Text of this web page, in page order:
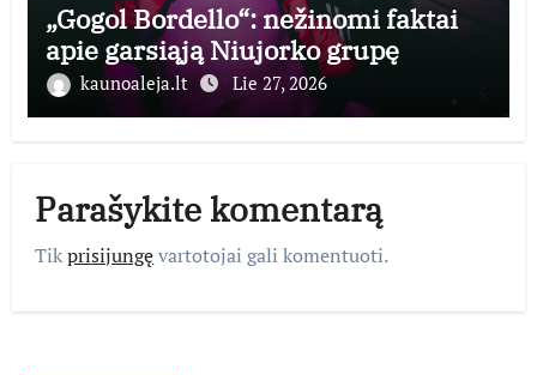
„Gogol Bordello“: nežinomi faktai
apie garsiąją Niujorko grupę
kaunoaleja.lt Lie 27, 2026
Parašykite komentarą
Tikprisijungęvartotojai gali komentuoti.